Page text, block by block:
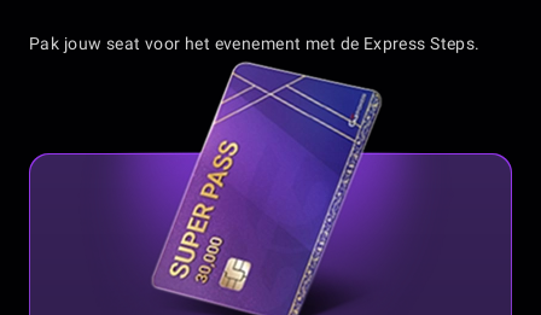
Pak jouw seat voor het evenement met de Express Steps.